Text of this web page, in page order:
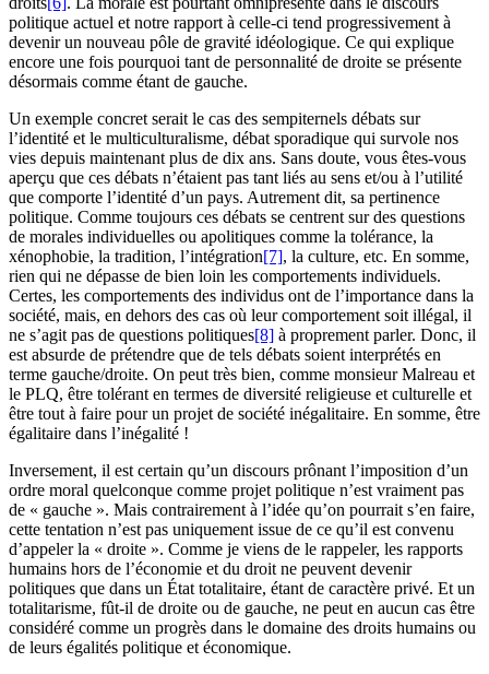
politique actuel et notre rapport à celle-ci tend progressivement à
devenir un nouveau pôle de gravité idéologique. Ce qui explique
encore une fois pourquoi tant de personnalité de droite se présente
désormais comme étant de gauche.
Un exemple concret serait le cas des sempiternels débats sur
l’identité et le multiculturalisme, débat sporadique qui survole nos
vies depuis maintenant plus de dix ans. Sans doute, vous êtes-vous
aperçu que ces débats n’étaient pas tant liés au sens et/ou à l’utilité
que comporte l’identité d’un pays. Autrement dit, sa pertinence
politique. Comme toujours ces débats se centrent sur des questions
de morales individuelles ou apolitiques comme la tolérance, la
xénophobie, la tradition, l’intégration[7], la culture, etc. En somme,
rien qui ne dépasse de bien loin les comportements individuels.
Certes, les comportements des individus ont de l’importance dans la
société, mais, en dehors des cas où leur comportement soit illégal, il
ne s’agit pas de questions politiques[8] à proprement parler. Donc, il
est absurde de prétendre que de tels débats soient interprétés en
terme gauche/droite. On peut très bien, comme monsieur Malreau et
le PLQ, être tolérant en termes de diversité religieuse et culturelle et
être tout à faire pour un projet de société inégalitaire. En somme, être
égalitaire dans l’inégalité !
Inversement, il est certain qu’un discours prônant l’imposition d’un
ordre moral quelconque comme projet politique n’est vraiment pas
de « gauche ». Mais contrairement à l’idée qu’on pourrait s’en faire,
cette tentation n’est pas uniquement issue de ce qu’il est convenu
d’appeler la « droite ». Comme je viens de le rappeler, les rapports
humains hors de l’économie et du droit ne peuvent devenir
politiques que dans un État totalitaire, étant de caractère privé. Et un
totalitarisme, fût-il de droite ou de gauche, ne peut en aucun cas être
considéré comme un progrès dans le domaine des droits humains ou
de leurs égalités politique et économique.